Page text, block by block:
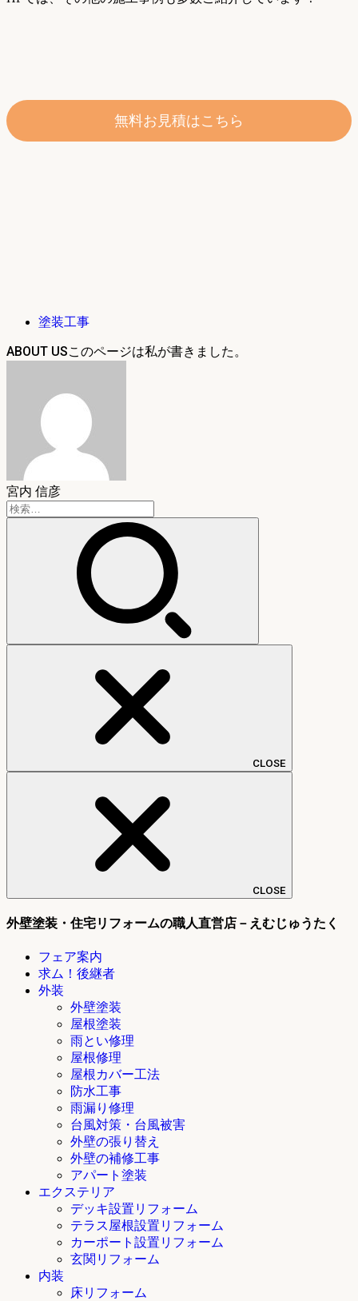
無料お見積はこちら
塗装工事
ABOUT US
宮内 信彦
検
索:
CLOSE
CLOSE
外壁塗装・住宅リフォームの職人直営店－えむじゅうたく
フェア案内
求ム！後継者
外装
外壁塗装
屋根塗装
雨とい修理
屋根修理
屋根カバー工法
防水工事
雨漏り修理
台風対策・台風被害
外壁の張り替え
外壁の補修工事
アパート塗装
エクステリア
デッキ設置リフォーム
テラス屋根設置リフォーム
カーポート設置リフォーム
玄関リフォーム
内装
床リフォーム